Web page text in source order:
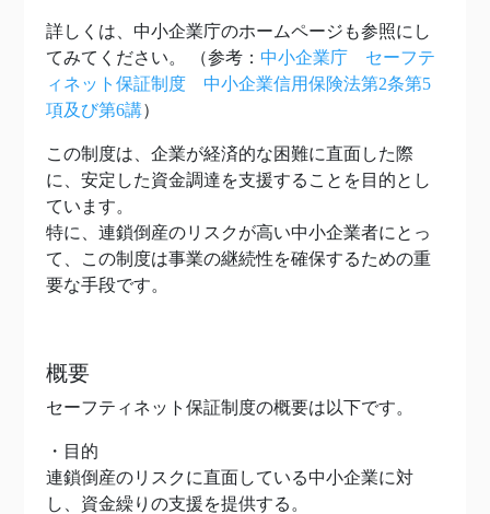
詳しくは、中小企業庁のホームページも参照にし
てみてください。 （参考： 中小企業庁 セーフテ
ィネット保証制度 中小企業信用保険法第2条第5
項及び第6講）
この制度は、企業が経済的な困難に直面した際
に、安定した資金調達を支援することを目的とし
ています。
特に、連鎖倒産のリスクが高い中小企業者にとっ
て、この制度は事業の継続性を確保するための重
要な手段です。
概要
セーフティネット保証制度の概要は以下です。
・目的
連鎖倒産のリスクに直面している中小企業に対
し、資金繰りの支援を提供する。